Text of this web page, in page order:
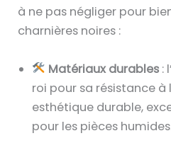
à ne pas négliger pour
charnières noires :
Matériaux durables:
roi pour sa résistance
esthétique durable,
pour les pièces